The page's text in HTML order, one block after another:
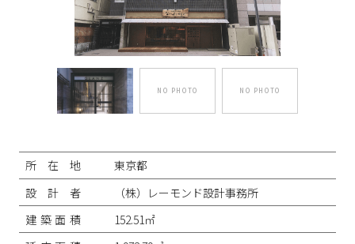
NO PHOTO NO PHOTO
稿
ビ
ゲ
ー
ン
所在地
東京都
設計者
（株）レーモンド設計事務所
建築面積
152.51㎡